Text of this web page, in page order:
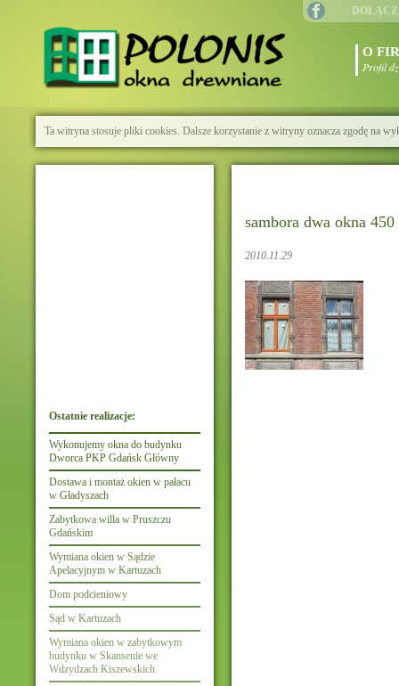
O
Profil
Ta witryna stosuje pliki cookies. Dalsze korzystanie z witryny oznacza zgodę na
Ostatnie realizacje:
Wykonujemy okna do budynku
Dworca PKP Gdańsk Główny
Dostawa i montaż okien w pałacu
w Gładyszach
Zabytkowa willa w Pruszczu
Gdańskim
Wymiana okien w Sądzie
Apelacyjnym w Kartuzach
Dom podcieniowy
Sąd w Kartuzach
Wymiana okien w zabytkowym
budynku w Skansenie we
Wdzydzach Kiszewskich
sambora dwa okna 450
2010.11.29